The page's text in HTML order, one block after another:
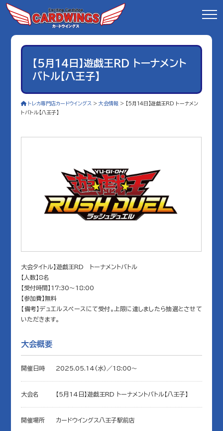
【5月14日】遊戯王RD トーナメント
バトル【八王子】
トレカ専門店カードウイングス >大会情報 > 【5月14日】遊戯王RD トーナメン
トバトル【八王子】
大会タイトル】遊戯王RD トーナメントバトル
【人数】8名
【受付時間】17:30～18:00
【参加費】無料
【備考】デュエルスペースにて受付。上限に達しましたら抽選とさせて
いただきます。
大会概要
開催日時 2025.05.14(水)／18:00〜
大会名 【5月14日】遊戯王RD トーナメントバトル【八王子】
開催場所 カードウイングス八王子駅前店